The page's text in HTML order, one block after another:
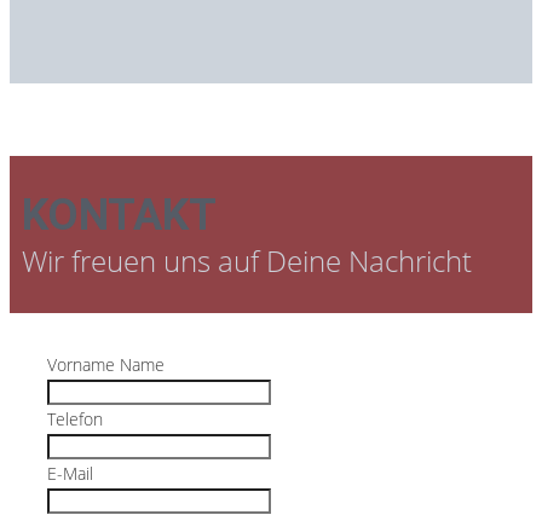
KONTAKT
Wir freuen uns auf Deine Nachricht
Vorname Name
Telefon
E-Mail